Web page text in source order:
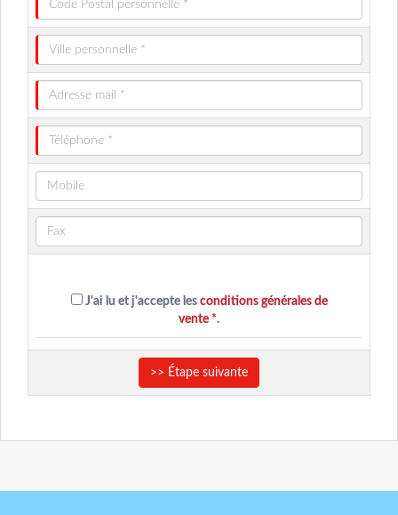
J'ai lu et j'accepte les conditions générales de
vente *.
>> Étape suivante